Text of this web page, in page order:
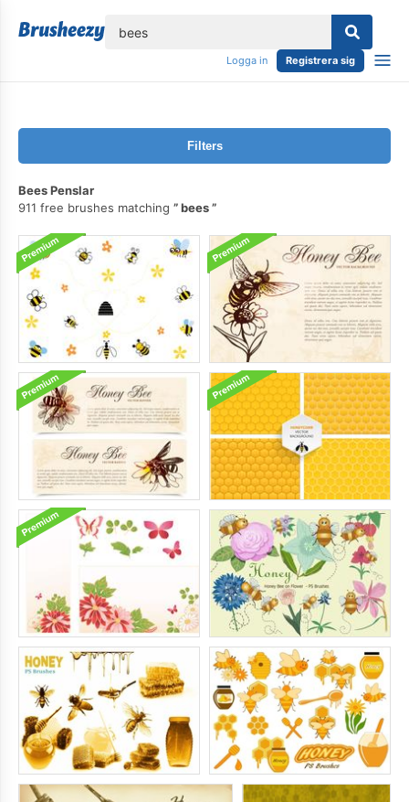
Logga in Registrera sig
Filters
Bees Penslar
911 free brushes matching
bees